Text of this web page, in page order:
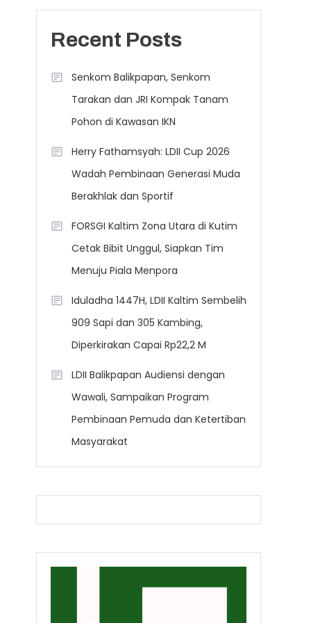
Recent Posts
Senkom Balikpapan, Senkom
Tarakan dan JRI Kompak Tanam
Pohon di Kawasan IKN
Herry Fathamsyah: LDII Cup 2026
Wadah Pembinaan Generasi Muda
Berakhlak dan Sportif
FORSGI Kaltim Zona Utara di Kutim
Cetak Bibit Unggul, Siapkan Tim
Menuju Piala Menpora
Iduladha 1447H, LDII Kaltim Sembelih
909 Sapi dan 305 Kambing,
Diperkirakan Capai Rp22,2 M
LDII Balikpapan Audiensi dengan
Wawali, Sampaikan Program
Pembinaan Pemuda dan Ketertiban
Masyarakat